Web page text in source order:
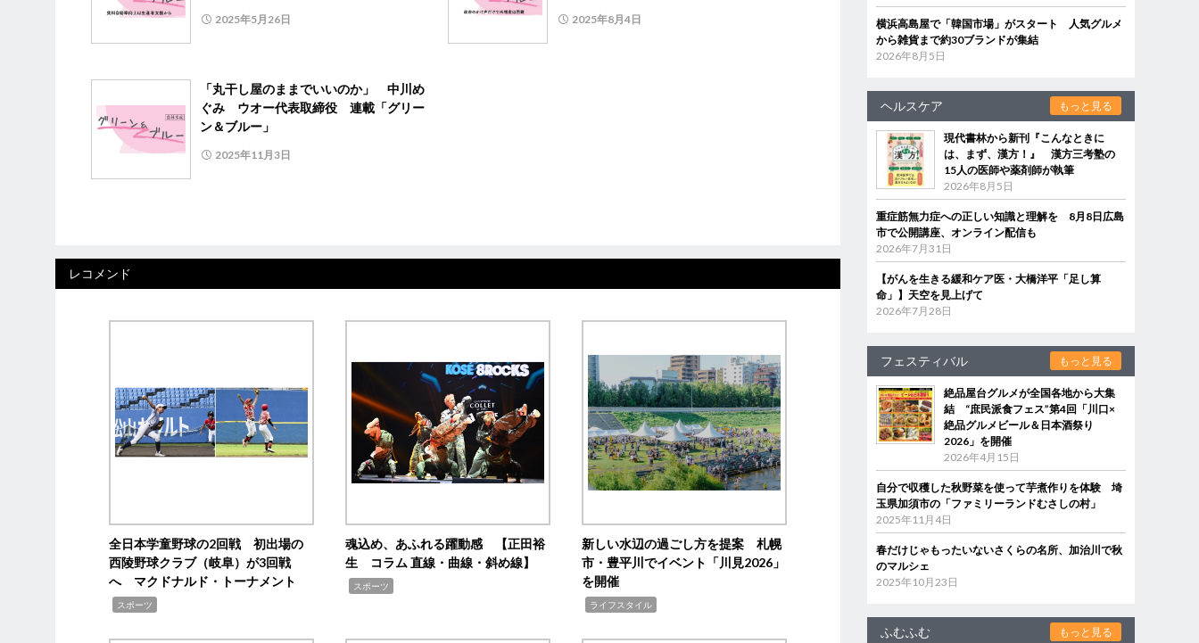
2025年5月26日 2025年8月4日
「丸干し屋のままでいいのか」 中川め
ぐみ ウオー代表取締役 連載「グリー
ン＆ブルー」
2025年11月3日
レコメンド
全日本学童野球の2回戦 初出場の
西陵野球クラブ（岐阜）が3回戦
へ マクドナルド・トーナメント
スポーツ
魂込め、あふれる躍動感 【正田裕
生 コラム 直線・曲線・斜め線】
スポーツ
新しい水辺の過ごし方を提案 札幌
市・豊平川でイベント「川見2026」
を開催
ライフスタイル
横浜高島屋で「韓国市場」がスタート 人気グルメ
から雑貨まで約30ブランドが集結
2026年8月5日
ヘルスケア もっと見る
現代書林から新刊『こんなときに
は、まず、漢方！』 漢方三考塾の
15人の医師や薬剤師が執筆
2026年8月5日
重症筋無力症への正しい知識と理解を 8月8日広島
市で公開講座、オンライン配信も
2026年7月31日
【がんを生きる緩和ケア医・大橋洋平「足し算
命」】天空を見上げて
2026年7月28日
フェスティバル もっと見る
絶品屋台グルメが全国各地から大集
結 “庶民派食フェス”第4回「川口×
絶品グルメビール＆日本酒祭り
2026」を開催
2026年4月15日
自分で収穫した秋野菜を使って芋煮作りを体験 埼
玉県加須市の「ファミリーランドむさしの村」
2025年11月4日
春だけじゃもったいないさくらの名所、加治川で秋
のマルシェ
2025年10月23日
ふむふむ もっと見る